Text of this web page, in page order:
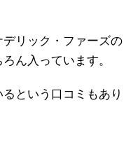
リック・ファーズの
ん入っています。
という口コミもあり